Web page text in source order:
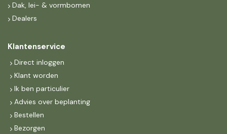
Dak, lei- & vormbomen
Dealers
Klantenservice
Direct inloggen
Klant worden
Ik ben particulier
Advies over beplanting
Bestellen
Bezorgen